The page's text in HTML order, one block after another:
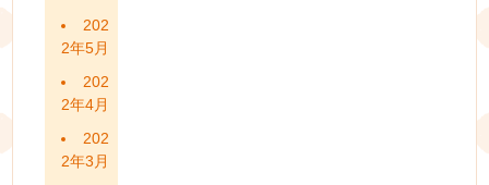
202
2年5月
202
2年4月
202
2年3月